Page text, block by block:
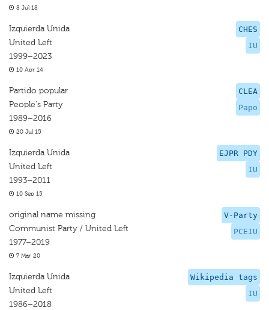
8 Jul 18
CHES
IU
Izquierda Unida
United Left
1999–2023
10 Apr 14
CLEA
Papo
Partido popular
People's Party
1989–2016
20 Jul 15
EJPR PDY
IU
Izquierda Unida
United Left
1993–2011
10 Sep 15
V-Party
PCEIU
original name missing
Communist Party / United Left
1977–2019
7 Mar 20
Wikipedia tags
IU
Izquierda Unida
United Left
1986–2018